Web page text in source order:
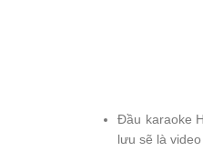
Đầu karaoke
lưu sẽ là